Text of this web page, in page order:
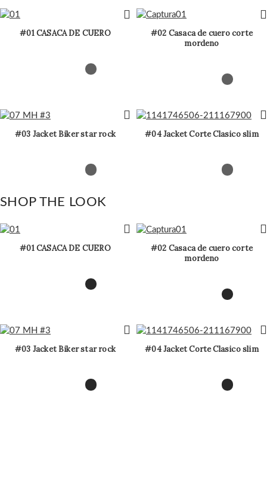
#01 CASACA DE CUERO
#02 Casaca de cuero corte
mordeno
#03 Jacket Biker star rock #04 Jacket Corte Clasico slim
SHOP THE LOOK
#01 CASACA DE CUERO
#02 Casaca de cuero corte
mordeno
#03 Jacket Biker star rock #04 Jacket Corte Clasico slim